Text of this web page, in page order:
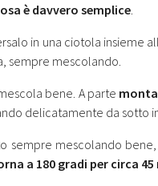
è davvero semplice
in una ciotola insieme
sempre mescolando.
mescola bene. A parte
delicatamente da sotto in
sempre mescolando
a 180 gradi per circa